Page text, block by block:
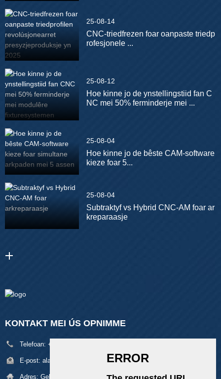
25-08-14
CNC-triedfrezen foar oanpaste triedp
rofesjonele ...
25-08-12
Hoe kinne jo de ynstellingstiid fan C
NC mei 50% ferminderje mei ...
25-08-04
Hoe kinne jo de bêste CAM-software
kieze foar 5...
25-08-04
Subtraktyf vs Hybrid CNC-AM foar ar
kreparaasje
KONTAKT MEI ÚS OPNIMME
Telefoan: +86 18929329313
E-post: alan@pftworld.com
Adres: Gebou 49, Yndustryterrein Fumin, Pinghu-doarp, Longgang-